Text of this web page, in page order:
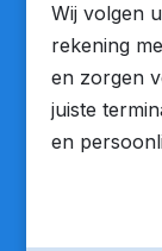
Wij volgen
rekening
en zorgen
juiste
en